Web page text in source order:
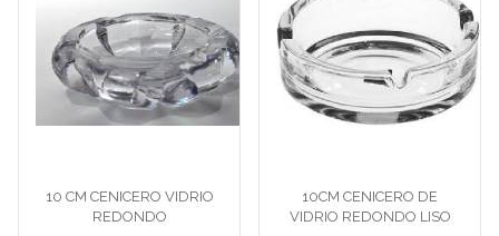
10 CM CENICERO VIDRIO
REDONDO
10CM CENICERO DE
VIDRIO REDONDO LISO